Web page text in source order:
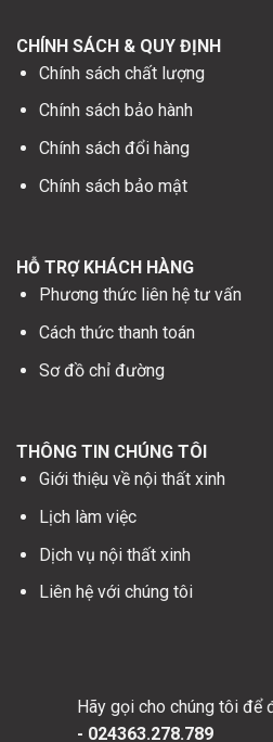
CHÍNH SÁCH & QUY ĐỊNH
Chính sách chất lượng
Chính sách bảo hành
Chính sách đổi hàng
Chính sách bảo mật
HỖ TRỢ KHÁCH HÀNG
Phương thức liên hệ tư vấn
Cách thức thanh toán
Sơ đồ chỉ đường
THÔNG TIN CHÚNG TÔI
Giới thiệu về nội thất xinh
Lịch làm việc
Dịch vụ nội thất xinh
Liên hệ với chúng tôi
Hãy gọi cho chúng tôi để
- 024363.278.789